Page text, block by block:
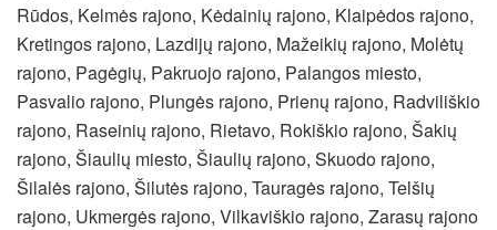
Rūdos, Kelmės rajono, Kėdainių rajono, Klaipėdos rajono,
Kretingos rajono, Lazdijų rajono, Mažeikių rajono, Molėtų
rajono, Pagėgių, Pakruojo rajono, Palangos miesto,
Pasvalio rajono, Plungės rajono, Prienų rajono, Radviliškio
rajono, Raseinių rajono, Rietavo, Rokiškio rajono, Šakių
rajono, Šiaulių miesto, Šiaulių rajono, Skuodo rajono,
Šilalės rajono, Šilutės rajono, Tauragės rajono, Telšių
rajono, Ukmergės rajono, Vilkaviškio rajono, Zarasų rajono